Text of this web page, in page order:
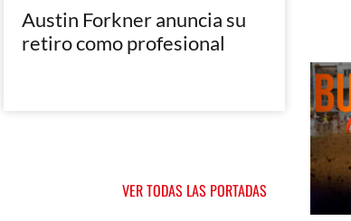
Austin Forkner anuncia su
retiro como profesional
VER TODAS LAS PORTADAS